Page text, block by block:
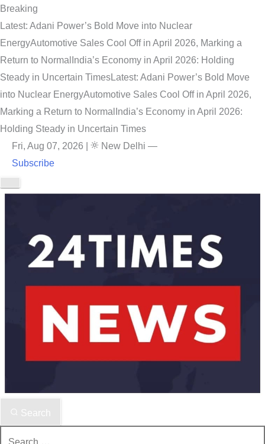
Breaking
Latest: Adani Power’s Bold Move into Nuclear
EnergyAutomotive Sales Cool Off in April 2026, Marking a
Return to Normal India’s Economy in April 2026: Holding
Steady in Uncertain TimesLatest: Adani Power’s Bold Move
into Nuclear EnergyAutomotive Sales Cool Off in April 2026,
Marking a Return to Normal India’s Economy in April 2026:
Holding Steady in Uncertain Times
Fri, Aug 07, 2026
New Delhi —
Subscribe
Search